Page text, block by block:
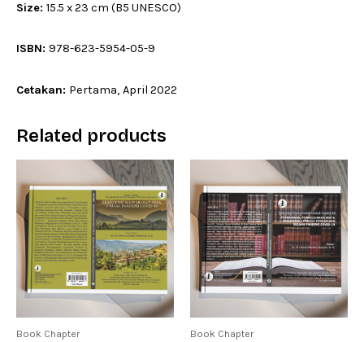
Size: 15.5 x 23 cm (B5 UNESCO)
ISBN: 978-623-5954-05-9
Cetakan: Pertama, April 2022
Related products
Book Chapter Book Chapter